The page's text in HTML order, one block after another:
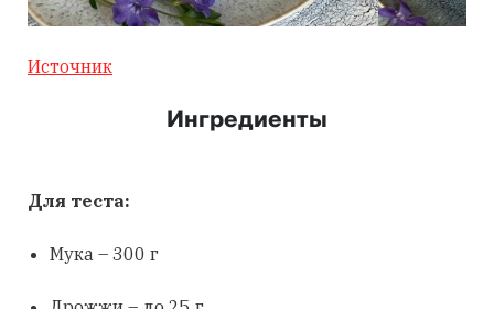
Источник
Ингредиенты
Для теста:
Мука – 300 г